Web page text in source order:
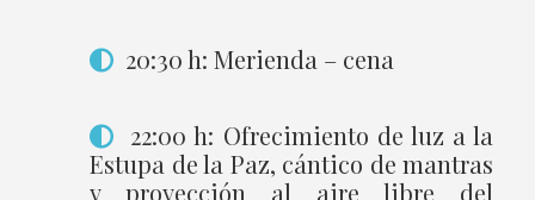
20:30 h: Merienda – cena
22:00 h: Ofrecimiento de luz a la
Estupa de la Paz, cántico de mantras
y proyección al aire libre del